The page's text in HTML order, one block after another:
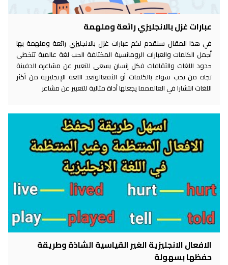
عبارات غزل بالانجليزي رائعة وملهمة
في هذا المقال سنقدم لكم عبارات غزل بالانجليزي رائعة وملهمة بها
أجمل الكلمات والعبارات الرومانسية المختلفة الحب لغة عالمية تتخطى
حدود اللغات والثقافات فكل إنسان يسعى للتعبير عن مشاعره الدفينة
تجاه من يحب سواء بالكلمات أو الأفعالوتعد اللغة الإنجليزية من أكثر
اللغات انتشارا في العالممما يجعلها أداة مثالية للتعبير عن مشاعر
الافعال الانجليزية الغير القياسية الشاذة وطريقة
حفظها بسهولة